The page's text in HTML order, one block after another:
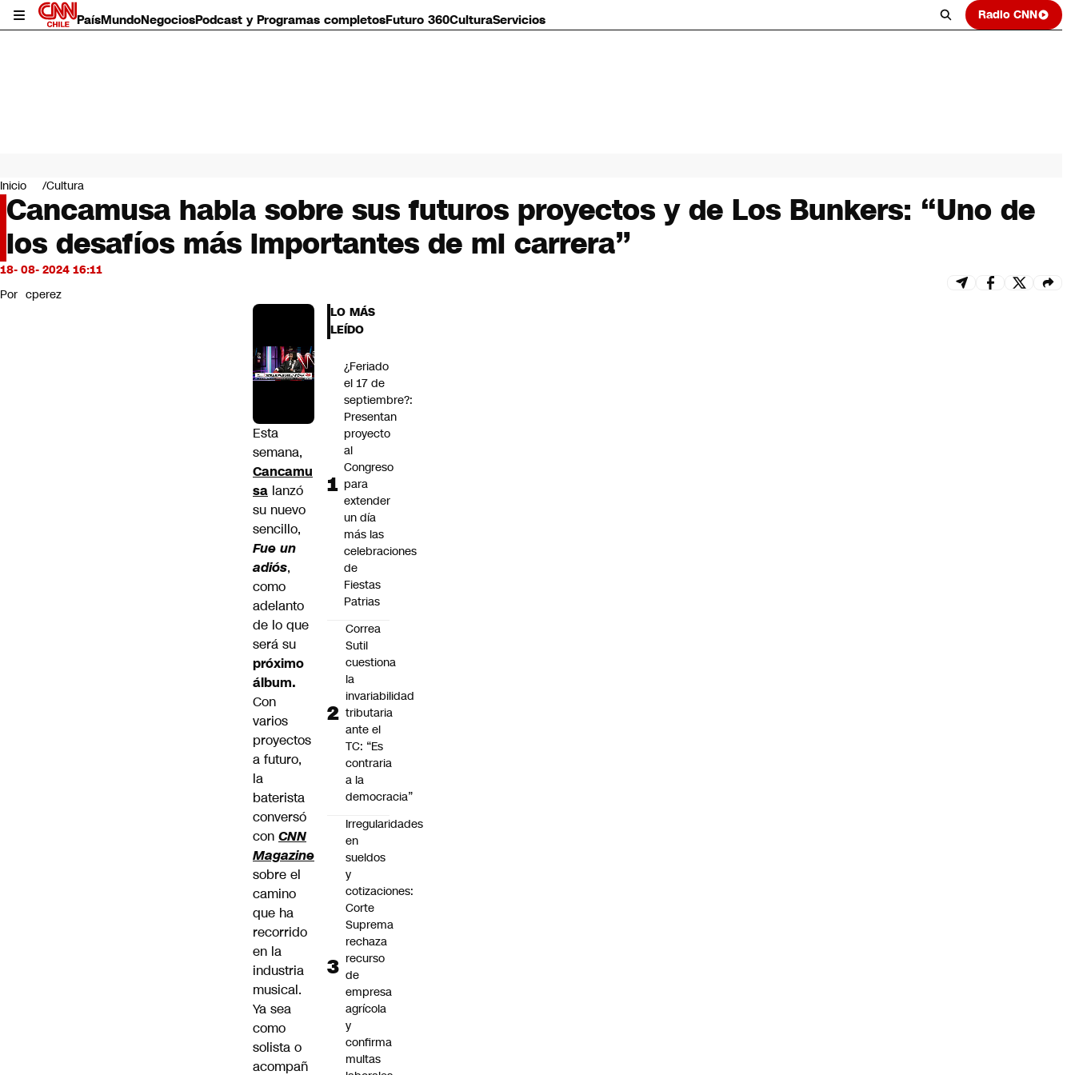
PaísMundoNegociosPodcast y Programas completosFuturo 360CulturaServicios Radio CNN
Mundo
Negocios
Deportes
Programas completos
Cultura
Servicios
CNN Data
Inicio Cultura
Cancamusa habla sobre sus futuros proyectos y de Los Bunkers: “Uno de
los desafíos más importantes de mi carrera”
18- 08- 2024 16:11
Por cperez
Esta
semana,
Cancamu
sa lanzó
su nuevo
sencillo,
Fue un
adiós,
como
adelanto
de lo que
será su
próximo
álbum.
Con
varios
proyectos
a futuro,
la
baterista
conversó
con CNN
Magazine
sobre el
camino
que ha
recorrido
en la
industria
musical.
Ya sea
como
solista o
acompañ
LO MÁS
LEÍDO
¿Feriado
el 17 de
septiembre?:
Presentan
proyecto
al
Congreso
para
extender
un día
más las
celebraciones
de
Fiestas
Patrias
Correa
Sutil
cuestiona
la
invariabilidad
tributaria
ante el
TC: “Es
contraria
a la
democracia”
Irregularidades
en
sueldos
y
cotizaciones:
Corte
Suprema
rechaza
recurso
de
empresa
agrícola
y
confirma
multas